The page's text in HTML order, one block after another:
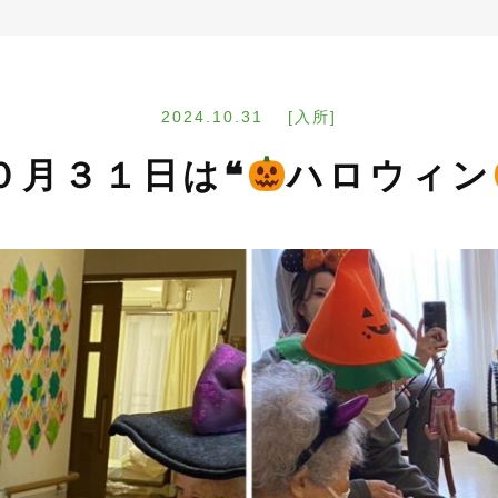
2024.10.31 [入所]
月３１日は❝ ハロウィン